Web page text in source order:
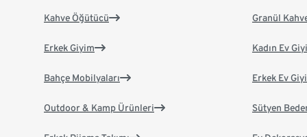
Kahve Öğütücü Granül
Erkek Giyim
Bahçe Mobilyaları
Outdoor & Kamp Ürünleri
Kadın Ev
Erkek Ev
Sütyen